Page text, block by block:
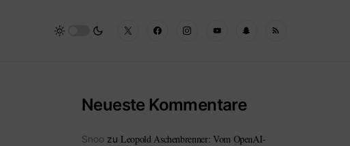
Neueste Kommentare
Snoo zu Leopold Aschenbrenner: Vom OpenAI-